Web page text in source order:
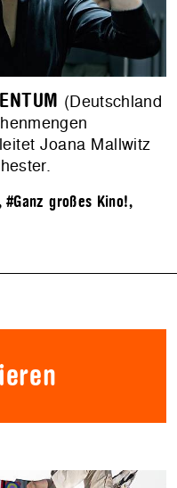
(Deutschland
Joana Mallwitz
#Ganz großes Kino!,